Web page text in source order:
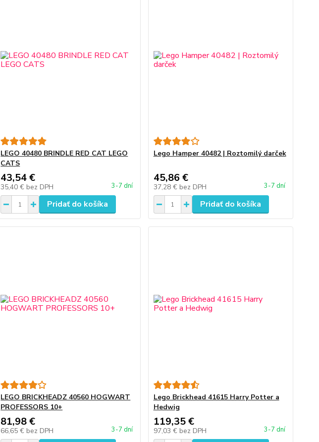
LEGO 40480 BRINDLE RED CAT LEGO
CATS
43,54 €
35,40 € bez DPH 3-7 dní
Pridať do košíka
Lego Hamper 40482 | Roztomilý darček
45,86 €
37,28 € bez DPH 3-7 dní
Pridať do košíka
LEGO BRICKHEADZ 40560 HOGWART
PROFESSORS 10+
81,98 €
66,65 € bez DPH 3-7 dní
Lego Brickhead 41615 Harry Potter a
Hedwig
119,35 €
97,03 € bez DPH 3-7 dní